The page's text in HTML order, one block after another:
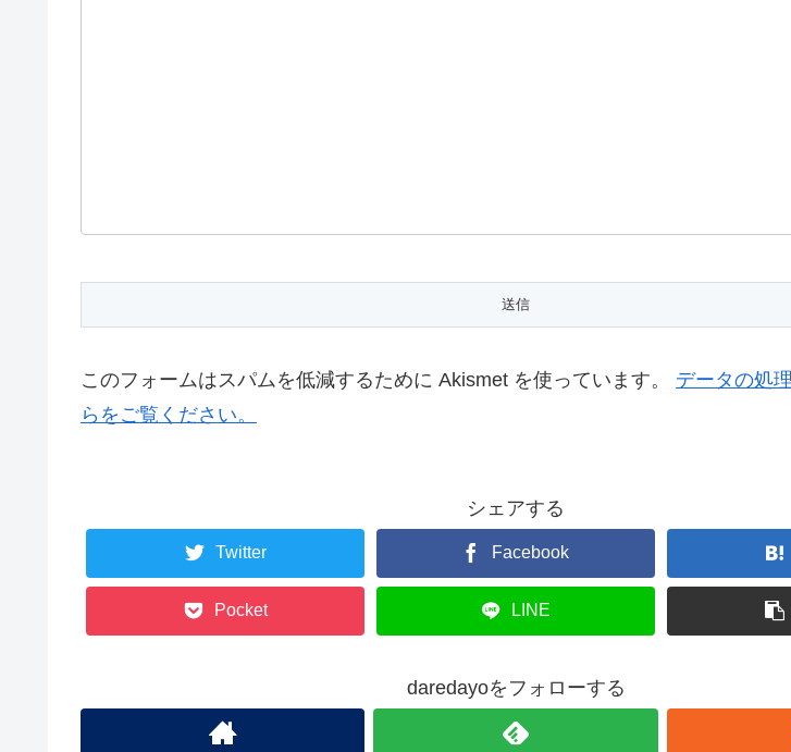
このフォームはスパムを低減するために Akismet を使っています。 データの処
らをご覧ください。
シェアする
Twitter Facebook
Pocket LINE
daredayoをフォローする